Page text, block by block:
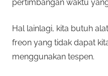
pertimbangan waktu
Hal lainlagi, kita butuh
freon yang tidak dapat
menggunakan tespen.